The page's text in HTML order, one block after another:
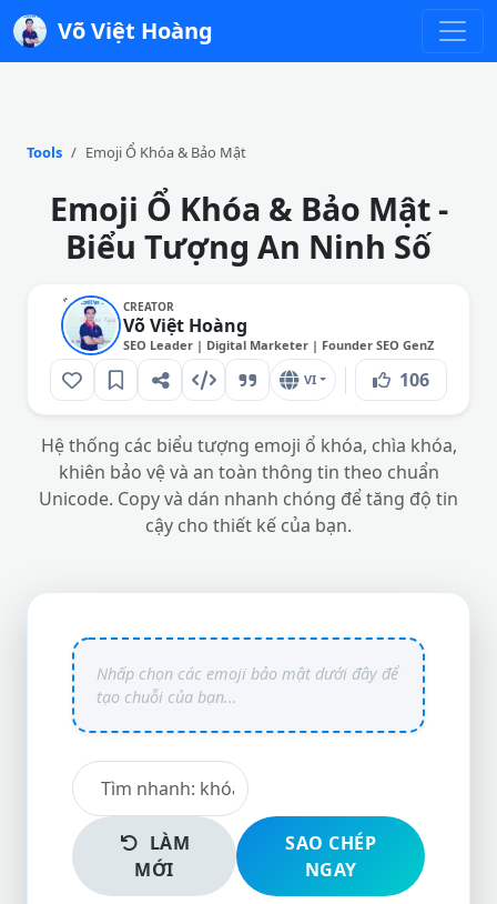
Võ Việt Hoàng
Tools Emoji Ổ Khóa & Bảo Mật
Emoji Ổ Khóa & Bảo Mật -
Biểu Tượng An Ninh Số
CREATOR
Võ Việt Hoàng
SEO Leader | Digital Marketer | Founder SEO GenZ
VI 106
Hệ thống các biểu tượng emoji ổ khóa, chìa khóa,
khiên bảo vệ và an toàn thông tin theo chuẩn
Unicode. Copy và dán nhanh chóng để tăng độ tin
cậy cho thiết kế của bạn.
LÀM
MỚI
SAO CHÉP
NGAY